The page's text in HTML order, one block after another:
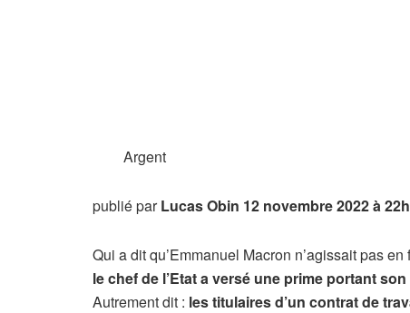
Argent
publié parLucas Obin 12 novembre 2022 à
Qui a dit qu’Emmanuel Macron n’agissait pas
le chef de l’Etat a versé une prime portant
Autrement dit : les titulaires d’un contrat de